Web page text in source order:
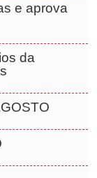
e aprova
da